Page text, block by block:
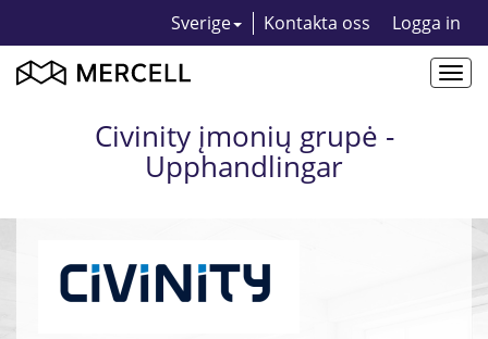
Sverige Kontakta oss Logga in
Civinity įmonių grupė -
Upphandlingar